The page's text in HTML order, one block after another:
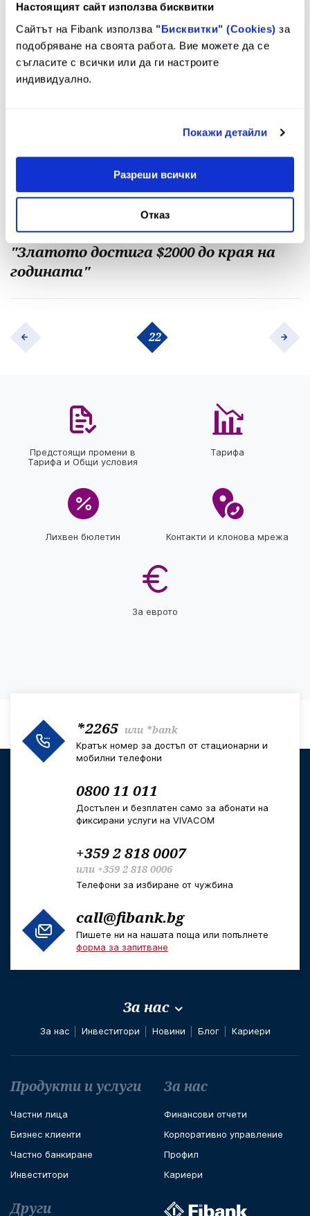
Настоящият сайт използва бисквитки
Сайтът на Fibank използва "Бисквитки" (Cookies) за
подобряване на своята работа. Вие можете да се
съгласите с всички или да ги настроите
индивидуално.
Покажи детайли
Разреши всички
Отказ
бр. 17, 12 - 25 октомври 2012 г.: Гергана
Праматарова, директор "Външни
партньори, европрограми и
кореспондентски отношения": "С над
бр. 15, 31 август - 28 септември 2012 г.:
Валентина Григорова-Генчева,
директор "Злато и нумизматика":
"Златото достига $2000 до края на
годината"
22
Предстоящи промени в
Тарифа и Общи условия
Тарифа
Лихвен бюлетин Контакти и клонова мрежа
За еврото
*2265 или *bank
Кратък номер за достъп от стационарни и
мобилни телефони
0800 11 011
Достъпен и безплатен само за абонати на
фиксирани услуги на VIVACOM
+359 2 818 0007
или +359 2 818 0006
Телефони за избиране от чужбина
call@fibank.bg
Пишете ни на нашата поща или попълнете
форма за запитване
За нас
За нас Инвеститори Новини Блог Кариери
Футър навигация
Продукти и услуги
Частни лица
Бизнес клиенти
Частно банкиране
Инвеститори
За нас
Финансови отчети
Корпоративно управление
Профил
Кариери
Други